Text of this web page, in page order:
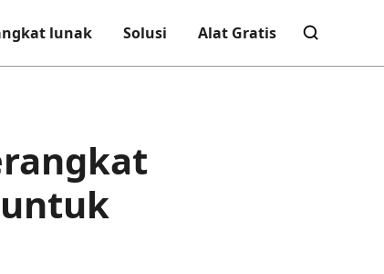
lunak Solusi Alat Gratis